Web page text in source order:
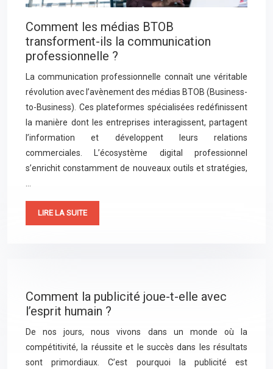
Comment les médias BTOB
transforment-ils la communication
professionnelle ?
La communication professionnelle connaît une véritable
révolution avec l’avènement des médias BTOB (Business-
to-Business). Ces plateformes spécialisées redéfinissent
la manière dont les entreprises interagissent, partagent
l’information et développent leurs relations
commerciales. L’écosystème digital professionnel
s’enrichit constamment de nouveaux outils et stratégies,
LIRE LA SUITE
Comment la publicité joue-t-elle avec
l’esprit humain ?
De nos jours, nous vivons dans un monde où la
compétitivité, la réussite et le succès dans les résultats
sont primordiaux. C’est pourquoi la publicité est